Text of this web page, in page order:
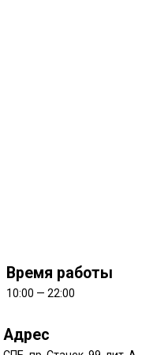
Время работы
10:00 — 22:00
Адрес